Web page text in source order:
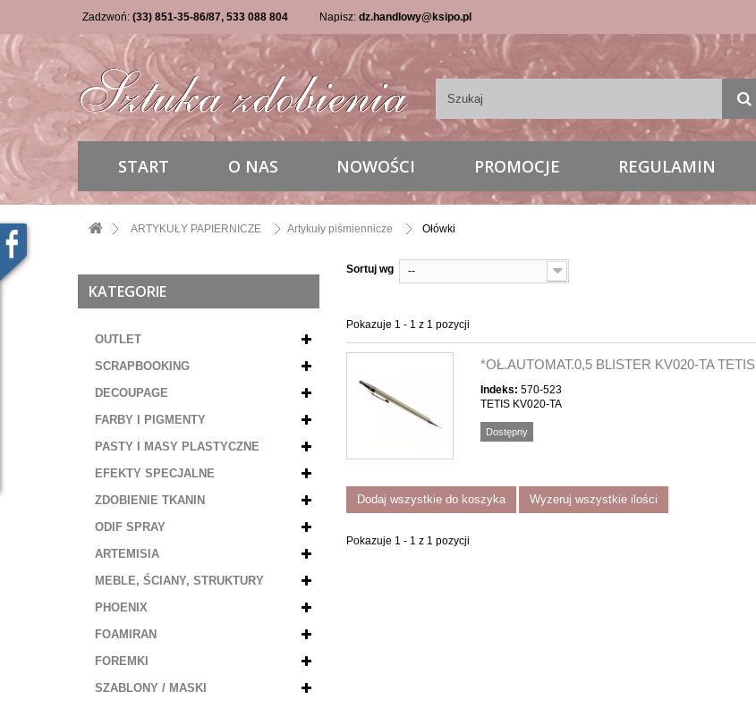
Zadzwoń: (33) 851-35-86/87, 533 088 804 Napisz: dz.handlowy@ksipo.pl
START O NAS NOWOŚCI PROMOCJE REGULAMIN
ARTYKUŁY PAPIERNICZE Artykuły piśmiennicze Ołówki
KATEGORIE
OUTLET
SCRAPBOOKING
DECOUPAGE
FARBY I PIGMENTY
PASTY I MASY PLASTYCZNE
EFEKTY SPECJALNE
ZDOBIENIE TKANIN
ODIF SPRAY
ARTEMISIA
MEBLE, ŚCIANY, STRUKTURY
PHOENIX
FOAMIRAN
FOREMKI
SZABLONY / MASKI
Sortuj wg --
Pokazuje 1 - 1 z 1 pozycji
*OŁ.AUTOMAT.0,5 BLISTER KV020-TA TETIS
Indeks: 570-523
TETIS KV020-TA
Dostępny
Dodaj wszystkie do koszyka Wyzeruj wszystkie ilości
Pokazuje 1 - 1 z 1 pozycji